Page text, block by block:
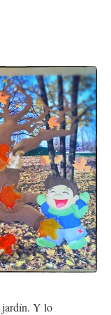
jardín. Y lo